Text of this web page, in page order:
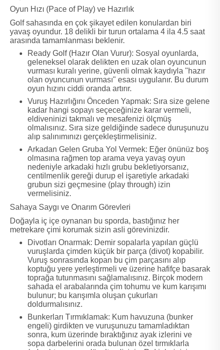
Oyun Hızı (Pace of Play) ve Hazırlık
Golf sahasında en çok şikayet edilen konulardan biri
yavaş oyundur. 18 delikli bir turun ortalama 4 ila 4.5 saat
arasında tamamlanması beklenir.
Ready Golf (Hazır Olan Vurur): Sosyal oyunlarda,
geleneksel olarak delikten en uzak olan oyuncunun
vurması kuralı yerine, güvenli olmak kaydıyla "hazır
olan oyuncunun vurması" esası uygulanır. Bu durum
oyun hızını ciddi oranda artırır.
Vuruş Hazırlığını Önceden Yapmak: Sıra size gelene
kadar hangi sopayı seçeceğinize karar vermeli,
eldiveninizi takmalı ve mesafenizi ölçmüş
olmalısınız. Sıra size geldiğinde sadece duruşunuzu
alıp salınımınızı gerçekleştirmelisiniz.
Arkadan Gelen Gruba Yol Vermek: Eğer önünüz boş
olmasına rağmen top arama veya yavaş oyun
nedeniyle arkadaki hızlı grubu bekletiyorsanız,
centilmenlik gereği durup el işaretiyle arkadaki
grubun sizi geçmesine (play through) izin
vermelisiniz.
Sahaya Saygı ve Onarım Görevleri
Doğayla iç içe oynanan bu sporda, bastığınız her
metrekare çimi korumak sizin asli görevinizdir.
Divotları Onarmak: Demir sopalarla yapılan güçlü
vuruşlarda çimden küçük bir parça (divot) kopabilir.
Vuruş sonrasında kopan bu çim parçasını alıp
koptuğu yere yerleştirmeli ve üzerine hafifçe basarak
toprağa tutunmasını sağlamalısınız. Birçok modern
sahada el arabalarında çim tohumu ve kum karışımı
bulunur; bu karışımla oluşan çukurları
doldurmalısınız.
Bunkerları Tırmıklamak: Kum havuzuna (bunker
engeli) girdikten ve vuruşunuzu tamamladıktan
sonra, kum üzerinde bıraktığınız ayak izlerini ve
sopa darbelerini orada bulunan özel tırmıklarla